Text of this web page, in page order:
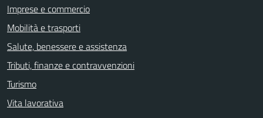
Imprese e commercio
Mobilità e trasporti
Salute, benessere e assistenza
Tributi, finanze e contravvenzioni
Turismo
Vita lavorativa